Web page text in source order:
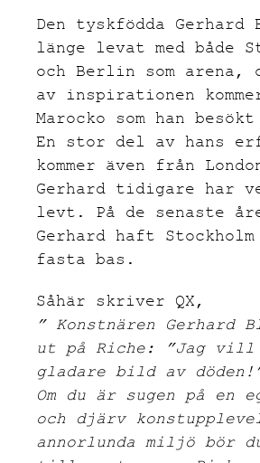
Den tyskfödda Gerhard
länge levat med både
och Berlin som arena,
av inspirationen
Marocko som han
En stor del av hans
kommer även från
Gerhard tidigare har
levt. På de senaste
Gerhard haft
fasta bas.
Såhär skriver QX,
” Konstnären Gerhard
ut på Riche: ”Jag vill
gladare bild av
Om du är sugen på en
och djärv
annorlunda miljö bör